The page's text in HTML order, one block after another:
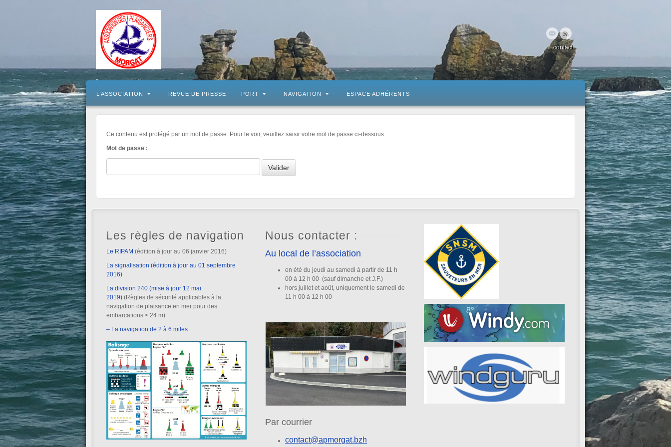
contact
L’ASSOCIATION REVUE DE PRESSE PORT NAVIGATION ESPACE ADHÉRENTS
Ce contenu est protégé par un mot de passe. Pour le voir, veuillez saisir votre mot de passe ci-dessous :
Mot de passe :
Les règles de navigation
Le RIPAM (édition à jour au 06 janvier 2016)
La signalisation (édition à jour au 01 septembre
2016)
La division 240 (mise à jour 12 mai
2019) (Règles de sécurité applicables à la
navigation de plaisance en mer pour des
embarcations < 24 m)
– La navigation de 2 à 6 miles
Nous contacter :
Au local de l’association
en été du jeudi au samedi à partir de 11 h
00 à 12 h 00 (sauf dimanche et J.F.)
hors juillet et août, uniquement le samedi de
11 h 00 à 12 h 00
Par courrier
contact@apmorgat.bzh